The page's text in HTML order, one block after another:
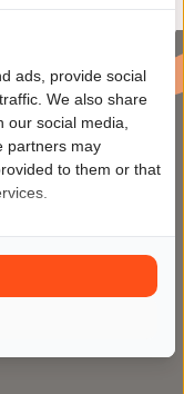
en
en
occasion
ads, provide social
We also share
social media,
partners may
to them or that